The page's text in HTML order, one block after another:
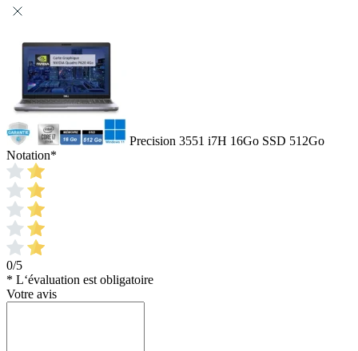
Precision 3551 i7H 16Go SSD 512Go
Notation*
0/5
* L‘évaluation est obligatoire
Votre avis